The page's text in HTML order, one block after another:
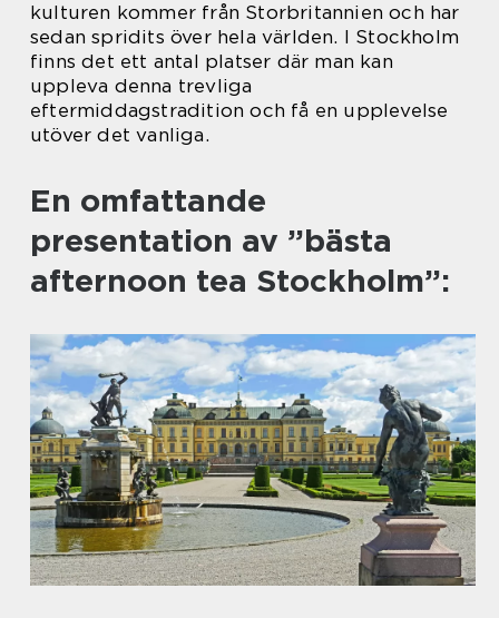
kulturen kommer från Storbritannien och har
sedan spridits över hela världen. I Stockholm
finns det ett antal platser där man kan
uppleva denna trevliga
eftermiddagstradition och få en upplevelse
utöver det vanliga.
En omfattande
presentation av ”bästa
afternoon tea Stockholm”: